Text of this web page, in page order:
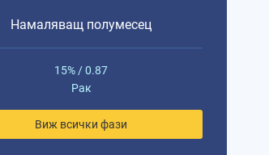
Намаляващ полумесец
15% / 0.87
Рак
Виж всички фази